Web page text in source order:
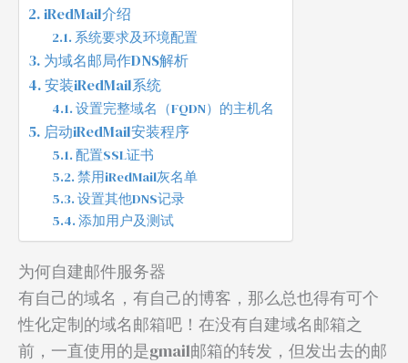
iRedMail介绍
系统要求及环境配置
为域名邮局作DNS解析
安装iRedMail系统
设置完整域名（FQDN）的主机名
启动iRedMail安装程序
配置SSL证书
禁用iRedMail灰名单
设置其他DNS记录
添加用户及测试
为何自建邮件服务器
有自己的域名，有自己的博客，那么总也得有可个
性化定制的域名邮箱吧！在没有自建域名邮箱之
前，一直使用的是gmail邮箱的转发，但发出去的邮